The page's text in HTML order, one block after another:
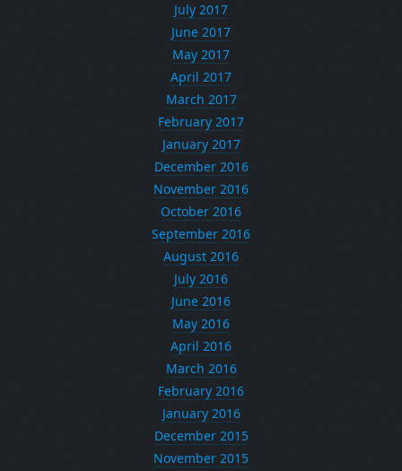
July 2017
June 2017
May 2017
April 2017
March 2017
February 2017
January 2017
December 2016
November 2016
October 2016
September 2016
August 2016
July 2016
June 2016
May 2016
April 2016
March 2016
February 2016
January 2016
December 2015
November 2015